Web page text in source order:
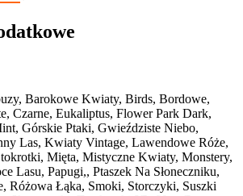
Barokowe Kwiaty, Birds, Bordowe,
Czarne, Eukaliptus, Flower Park Dark,
Górskie Ptaki, Gwieździste Niebo,
Las, Kwiaty Vintage, Lawendowe Róże,
Mięta, Mistyczne Kwiaty, Monstery,
Lasu, Papugi,, Ptaszek Na Słoneczniku,
Różowa Łąka, Smoki, Storczyki, Suszki